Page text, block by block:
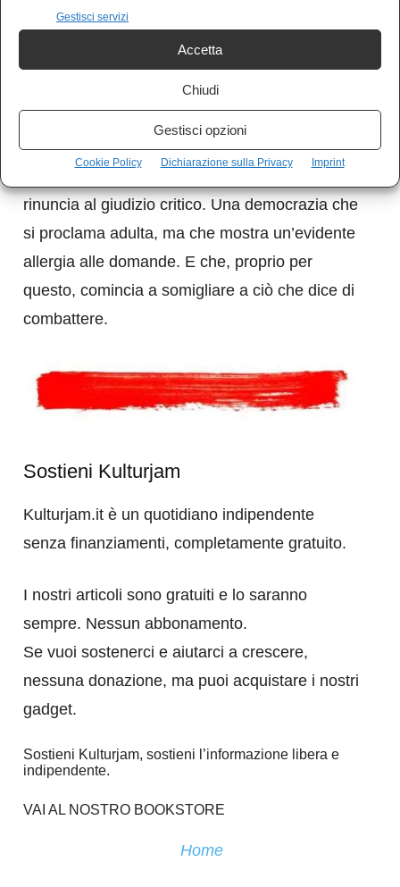
Gestisci servizi
Accetta
Chiudi
Gestisci opzioni
Cookie Policy Dichiarazione sulla Privacy Imprint
corregge l’errore, lo si rimuove. Il pensiero non
segnalato, gestito.
informato quanto basta per non deviare, attivo
rinuncia al giudizio critico. Una democrazia che
si proclama adulta, ma che mostra un’evidente
allergia alle domande. E che, proprio per
questo, comincia a somigliare a ciò che dice di
combattere.
Sostieni Kulturjam
Kulturjam.it è un quotidiano indipendente
senza finanziamenti, completamente gratuito.
I nostri articoli sono gratuiti e lo saranno
sempre. Nessun abbonamento.
Se vuoi sostenerci e aiutarci a crescere,
nessuna donazione, ma puoi acquistare i nostri
gadget.
Sostieni Kulturjam, sostieni l’informazione libera e
indipendente.
VAI AL NOSTRO BOOKSTORE
Home